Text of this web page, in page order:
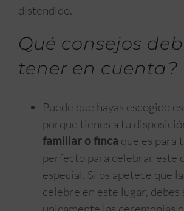
distendido.
Qué consejos
tener en cuenta?
Puede que hayas escogido
porque tienes a tu
familiar o finca que es para
perfecto para celebrar este
especial. Si os apetece que
celebre en este lugar, debes